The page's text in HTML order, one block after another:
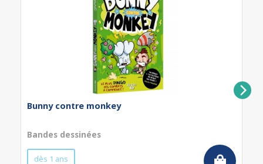
Bunny contre monkey
Bandes dessinées
dès 1 ans